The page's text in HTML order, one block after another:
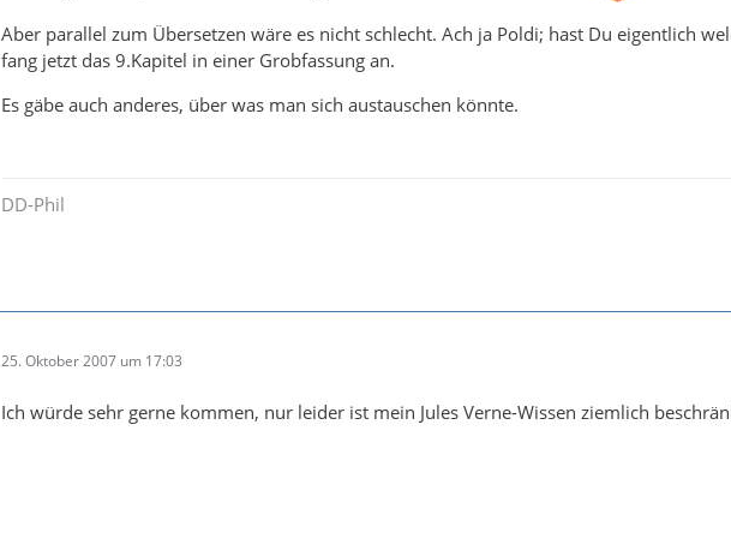
Aber parallel zum Übersetzen wäre es nicht schlecht. Ach ja Poldi; hast Du eigentlich
fang jetzt das 9.Kapitel in einer Grobfassung an.
Es gäbe auch anderes, über was man sich austauschen könnte.
DD-Phil
25. Oktober 2007 um 17:03
Ich würde sehr gerne kommen, nur leider ist mein Jules Verne-Wissen ziemlich